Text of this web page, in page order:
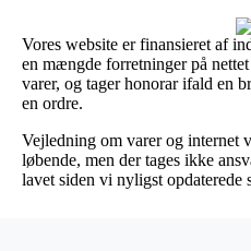
Vores website er finansieret af
en mængde forretninger på
varer, og tager honorar ifald en
en ordre.
Vejledning om varer og internet
løbende, men der tages ikke
lavet siden vi nyligst opdaterede